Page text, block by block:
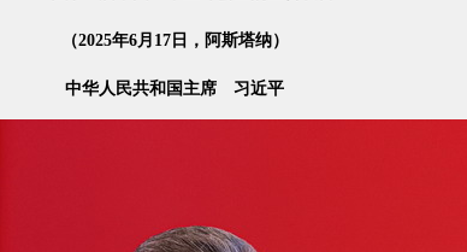
（2025年6月17日，阿斯塔纳）
中华人民共和国主席 习近平